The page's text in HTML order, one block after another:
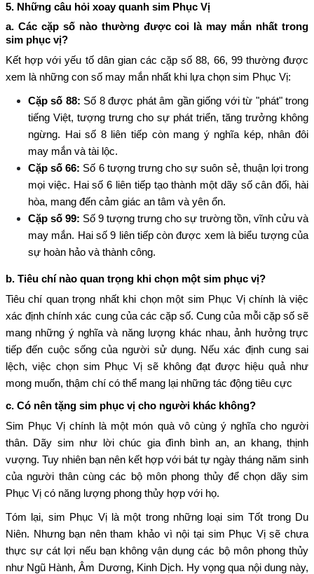
5. Những câu hỏi xoay quanh sim Phục Vị
a. Các cặp số nào thường được coi là may mắn nhất trong
sim phục vị?
Kết hợp với yếu tố dân gian các cặp số 88, 66, 99 thường được
xem là những con số may mắn nhất khi lựa chọn sim Phục Vị:
Cặp số 88: Số 8 được phát âm gần giống với từ "phát" trong
tiếng Việt, tượng trưng cho sự phát triển, tăng trưởng không
ngừng. Hai số 8 liên tiếp còn mang ý nghĩa kép, nhân đôi
may mắn và tài lộc.
Cặp số 66: Số 6 tượng trưng cho sự suôn sẻ, thuận lợi trong
mọi việc. Hai số 6 liên tiếp tạo thành một dãy số cân đối, hài
hòa, mang đến cảm giác an tâm và yên ổn.
Cặp số 99: Số 9 tượng trưng cho sự trường tồn, vĩnh cửu và
may mắn. Hai số 9 liên tiếp còn được xem là biểu tượng của
sự hoàn hảo và thành công.
b. Tiêu chí nào quan trọng khi chọn một sim phục vị?
Tiêu chí quan trọng nhất khi chọn một sim Phục Vị chính là việc
xác định chính xác cung của các cặp số. Cung của mỗi cặp số sẽ
mang những ý nghĩa và năng lượng khác nhau, ảnh hưởng trực
tiếp đến cuộc sống của người sử dụng. Nếu xác định cung sai
lệch, việc chọn sim Phục Vị sẽ không đạt được hiệu quả như
mong muốn, thậm chí có thể mang lại những tác động tiêu cực
c. Có nên tặng sim phục vị cho người khác không?
Sim Phục Vị chính là một món quà vô cùng ý nghĩa cho người
thân. Dãy sim như lời chúc gia đình bình an, an khang, thịnh
vượng. Tuy nhiên bạn nên kết hợp với bát tự ngày tháng năm sinh
của người thân cùng các bộ môn phong thủy để chọn dãy sim
Phục Vị có năng lượng phong thủy hợp với họ.
Tóm lại, sim Phục Vị là một trong những loại sim Tốt trong Du
Niên. Nhưng bạn nên tham khảo vì nội tại sim Phục Vị sẽ chưa
thực sự cát lợi nếu bạn không vận dụng các bộ môn phong thủy
như Ngũ Hành, Âm Dương, Kinh Dịch. Hy vọng qua nội dung này,